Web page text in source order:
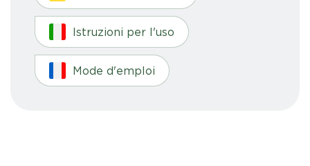
Istruzioni per l'uso
Mode d'emploi